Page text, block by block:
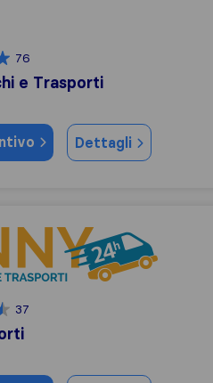
76
e Trasporti
Dettagli
37